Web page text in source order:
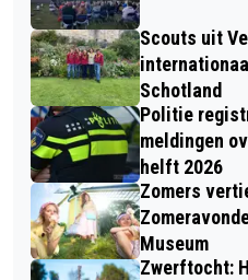
Scouts uit
Schotland
Politie
meldingen
helft 2026
Zomers
Museum
Zwerftocht: